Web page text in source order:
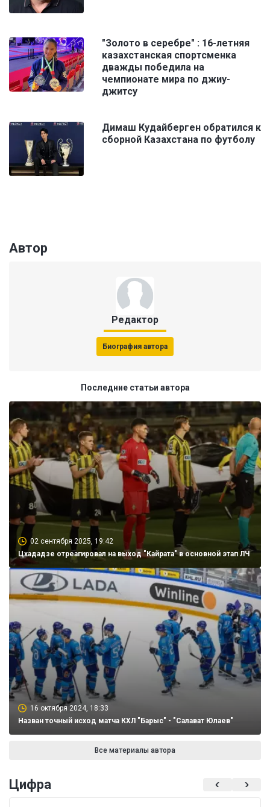
"Золото в серебре" : 16-летняя
казахстанская спортсменка
дважды победила на
чемпионате мира по джиу-
джитсу
Димаш Кудайберген обратился к
сборной Казахстана по футболу
Автор
Редактор
Биография автора
Последние статьи автора
02 сентября 2025, 19:42
Цхададзе отреагировал на выход "Кайрата" в основной этап ЛЧ
16 октября 2024, 18:33
Назван точный исход матча КХЛ "Барыс" - "Салават Юлаев"
Все материалы автора
Цифра